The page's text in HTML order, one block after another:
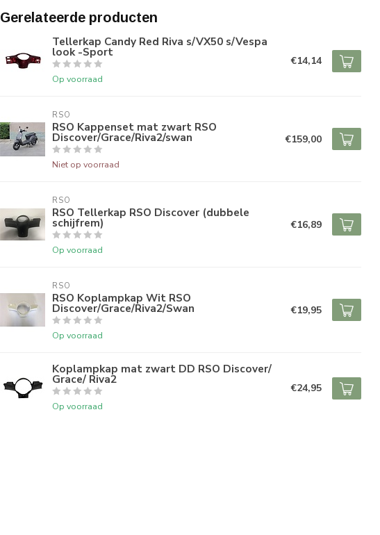
Gerelateerde producten
Tellerkap Candy Red Riva s/VX50 s/Vespa
look -Sport
Op voorraad
€14,14
RSO
RSO Kappenset mat zwart RSO
Discover/Grace/Riva2/swan
Niet op voorraad
€159,00
RSO
RSO Tellerkap RSO Discover (dubbele
schijfrem)
Op voorraad
€16,89
RSO
RSO Koplampkap Wit RSO
Discover/Grace/Riva2/Swan
Op voorraad
€19,95
Koplampkap mat zwart DD RSO Discover/
Grace/ Riva2
Op voorraad
€24,95